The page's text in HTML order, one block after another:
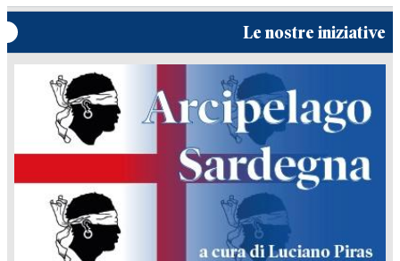
Le nostre iniziative